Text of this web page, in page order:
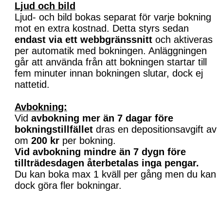
Ljud och bild
Ljud- och bild bokas separat för varje bokning
mot en extra kostnad. Detta styrs sedan
endast via ett webbgränssnitt och aktiveras
per automatik med bokningen. Anläggningen
går att använda från att bokningen startar till
fem minuter innan bokningen slutar, dock ej
nattetid.
Avbokning:
Vid avbokning mer än 7 dagar före
bokningstillfället dras en depositionsavgift av
om 200 kr per bokning.
Vid avbokning mindre än 7 dygn före
tillträdesdagen återbetalas inga pengar.
Du kan boka max 1 kväll per gång men du kan
dock göra fler bokningar.